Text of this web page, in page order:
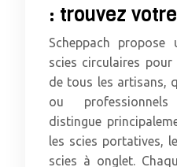
: trouvez
Scheppach
scies circulaires
de tous les artisans,
ou
distingue
les scies portatives,
scies à onglet.